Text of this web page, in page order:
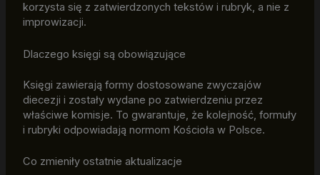
korzysta się z zatwierdzonych tekstów i rubryk, a nie z
improwizacji.
Dlaczego księgi są obowiązujące
Księgi zawierają formy dostosowane zwyczajów
diecezji i zostały wydane po zatwierdzeniu przez
właściwe komisje. To gwarantuje, że kolejność, formuły
i rubryki odpowiadają normom Kościoła w Polsce.
Co zmieniły ostatnie aktualizacje